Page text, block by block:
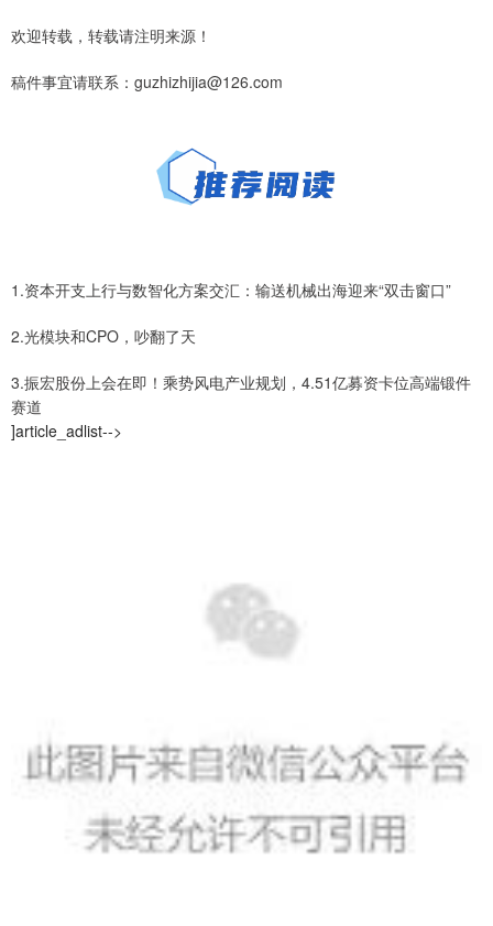
欢迎转载，转载请注明来源！
稿件事宜请联系：guzhizhijia@126.com
1.资本开支上行与数智化方案交汇：输送机械出海迎来“双击窗口”
2.光模块和CPO，吵翻了天
3.振宏股份上会在即！乘势风电产业规划，4.51亿募资卡位高端锻件
赛道
]article_adlist-->